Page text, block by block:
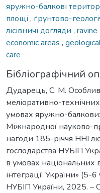
яружно-балкові
площі , ґрунтово-
лісівничі догляди , ravine
economic areas ,
care
Бібліографічний
Дударець, С. М.
меліоративно-
умовах яружно-
Міжнародної науково-
нагоди 185-річчя ННІ
господарства НУБІП
в умовах національних
інтеграції України»
НУБІП України, 2025. –